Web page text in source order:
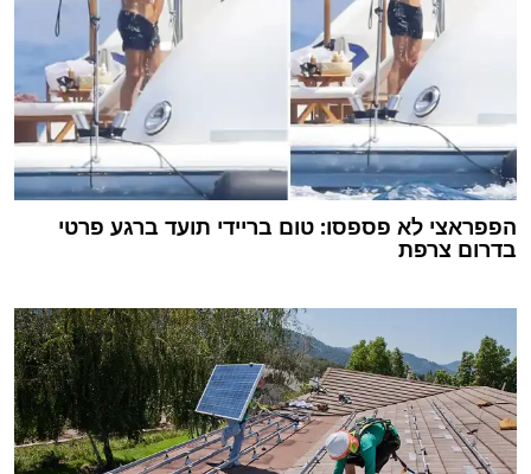
הפפראצי לא פספסו: טום בריידי תועד ברגע פרטי
בדרום צרפת